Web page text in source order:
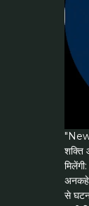
शक्ति
से